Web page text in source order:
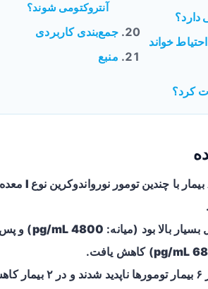
دارد؟
خواند
کرد؟
آنتروکتومی شوند؟
جمع‌بندی کاربردی
منبع
چندین تومور نورواندوکرین نوع I معده
بالا بود (میانه: 4800 pg/mL
) و پس
68 pg/mL
) کاهش یافت.